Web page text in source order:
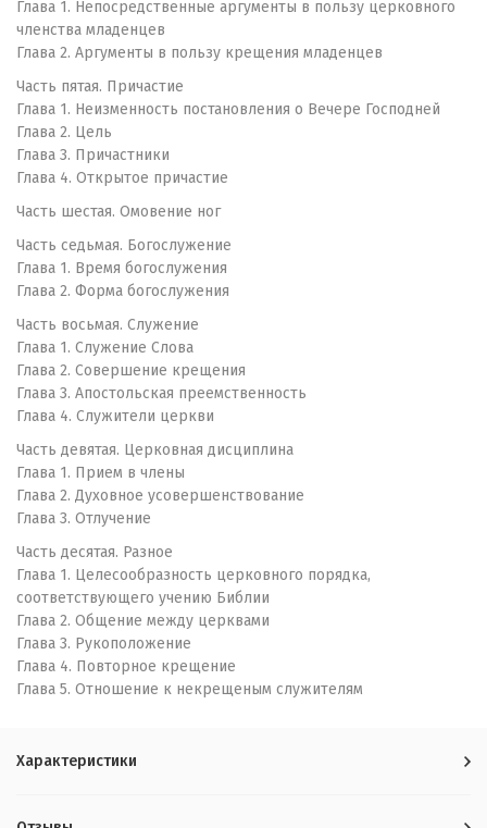
Глава 1. Непосредственные аргументы в пользу церковного
членства младенцев
Глава 2. Аргументы в пользу крещения младенцев
Часть пятая. Причастие
Глава 1. Неизменность постановления о Вечере Господней
Глава 2. Цель
Глава 3. Причастники
Глава 4. Открытое причастие
Часть шестая. Омовение ног
Часть седьмая. Богослужение
Глава 1. Время богослужения
Глава 2. Форма богослужения
Часть восьмая. Служение
Глава 1. Служение Слова
Глава 2. Совершение крещения
Глава 3. Апостольская преемственность
Глава 4. Служители церкви
Часть девятая. Церковная дисциплина
Глава 1. Прием в члены
Глава 2. Духовное усовершенствование
Глава 3. Отлучение
Часть десятая. Разное
Глава 1. Целесообразность церковного порядка,
соответствующего учению Библии
Глава 2. Общение между церквами
Глава 3. Рукоположение
Глава 4. Повторное крещение
Глава 5. Отношение к некрещеным служителям
Характеристики